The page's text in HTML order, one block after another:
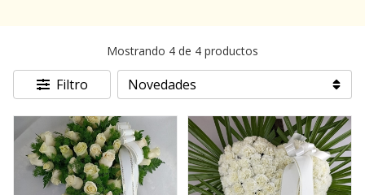
Mostrando 4 de 4 productos
Filtro